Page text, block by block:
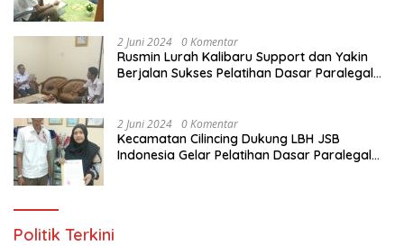
2 Juni 2024 0 Komentar
Rusmin Lurah Kalibaru Support dan Yakin
Berjalan Sukses Pelatihan Dasar Paralegal
2 Juni 2024 0 Komentar
Kecamatan Cilincing Dukung LBH JSB
Indonesia Gelar Pelatihan Dasar Paralegal
Politik Terkini